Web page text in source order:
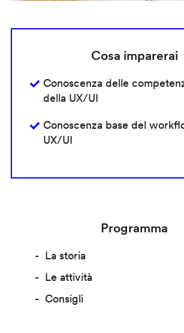
Cosa imparerai
Conoscenza delle
della UX/UI
Conoscenza base del
UX/UI
Programma
La storia
Le attività
Consigli